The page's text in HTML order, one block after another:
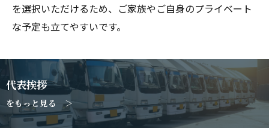
を選択いただけるため、ご家族やご自身のプライベート
な予定も立てやすいです。
代表挨拶
をもっと見る ＞